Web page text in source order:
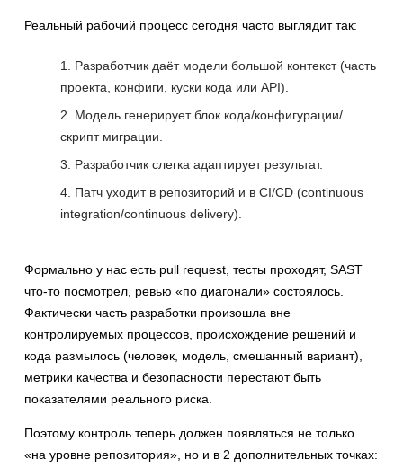
Реальный рабочий процесс сегодня часто выглядит так:
Разработчик даёт модели большой контекст (часть
проекта, конфиги, куски кода или API).
Модель генерирует блок кода/конфигурации/
скрипт миграции.
Разработчик слегка адаптирует результат.
Патч уходит в репозиторий и в CI/CD (continuous
integration/continuous delivery).
Формально у нас есть pull request, тесты проходят, SAST
что-то посмотрел, ревью «по диагонали» состоялось.
Фактически часть разработки произошла вне
контролируемых процессов, происхождение решений и
кода размылось (человек, модель, смешанный вариант),
метрики качества и безопасности перестают быть
показателями реального риска.
Поэтому контроль теперь должен появляться не только
«на уровне репозитория», но и в 2 дополнительных точках: